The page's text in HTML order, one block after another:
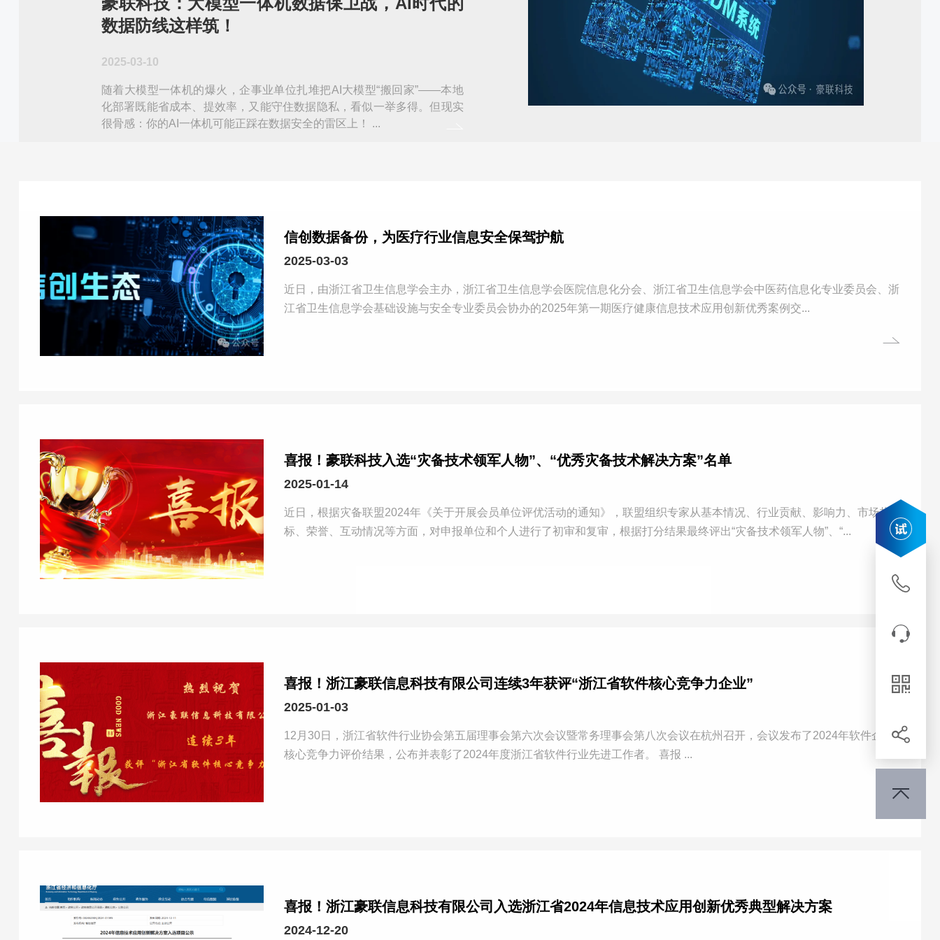
数据防线这样筑！
2025-03-10
随着大模型一体机的爆火，企事业单位扎堆把AI大模型“搬回家”——本地
化部署既能省成本、提效率，又能守住数据隐私，看似一举多得。但现实
很骨感：你的AI一体机可能正踩在数据安全的雷区上！ ...
信创数据备份，为医疗行业信息安全保驾护航
2025-03-03
近日，由浙江省卫生信息学会主办，浙江省卫生信息学会医院信息化分会、浙江省卫生信息学会中医药信息化专业委员会、浙
江省卫生信息学会基础设施与安全专业委员会协办的2025年第一期医疗健康信息技术应用创新优秀案例交...
喜报！豪联科技入选“灾备技术领军人物”、“优秀灾备技术解决方案”名单
2025-01-14
近日，根据灾备联盟2024年《关于开展会员单位评优活动的通知》，联盟组织专家从基本情况、行业贡献、影响力、市场指
标、荣誉、互动情况等方面，对申报单位和个人进行了初审和复审，根据打分结果最终评出“灾备技术领军人物”、“...
喜报！浙江豪联信息科技有限公司连续3年获评“浙江省软件核心竞争力企业”
2025-01-03
12月30日，浙江省软件行业协会第五届理事会第六次会议暨常务理事会第八次会议在杭州召开，会议发布了2024年软件企业
核心竞争力评价结果，公布并表彰了2024年度浙江省软件行业先进工作者。 喜报 ...
喜报！浙江豪联信息科技有限公司入选浙江省2024年信息技术应用创新优秀典型解决方案
2024-12-20
申请
联系
我们
在线
客服
企业
微信
转发